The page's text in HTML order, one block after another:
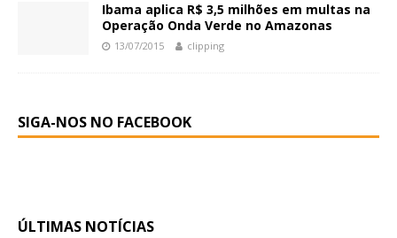
Ibama aplica R$ 3,5 milhões em multas na
Operação Onda Verde no Amazonas
13/07/2015 clipping
SIGA-NOS NO FACEBOOK
ÚLTIMAS NOTÍCIAS